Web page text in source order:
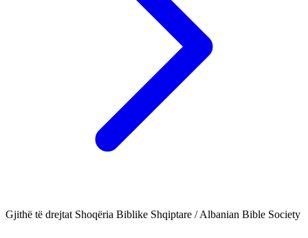
Gjithë të drejtat Shoqëria Biblike Shqiptare / Albanian Bible Society